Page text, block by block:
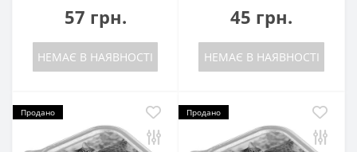
57 грн.
НЕМАЄ В НАЯВНОСТІ
45 грн.
НЕМАЄ В НАЯВНОСТІ
Продано Продано